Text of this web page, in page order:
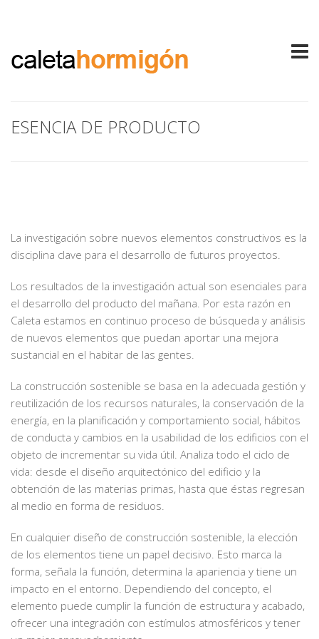
ESENCIA DE PRODUCTO
La investigación sobre nuevos elementos constructivos es la
disciplina clave para el desarrollo de futuros proyectos.
Los resultados de la investigación actual son esenciales para
el desarrollo del producto del mañana. Por esta razón en
Caleta estamos en continuo proceso de búsqueda y análisis
de nuevos elementos que puedan aportar una mejora
sustancial en el habitar de las gentes.
La construcción sostenible se basa en la adecuada gestión y
reutilización de los recursos naturales, la conservación de la
energía, en la planificación y comportamiento social, hábitos
de conducta y cambios en la usabilidad de los edificios con el
objeto de incrementar su vida útil. Analiza todo el ciclo de
vida: desde el diseño arquitectónico del edificio y la
obtención de las materias primas, hasta que éstas regresan
al medio en forma de residuos.
En cualquier diseño de construcción sostenible, la elección
de los elementos tiene un papel decisivo. Esto marca la
forma, señala la función, determina la apariencia y tiene un
impacto en el entorno. Dependiendo del concepto, el
elemento puede cumplir la función de estructura y acabado,
ofrecer una integración con estímulos atmosféricos y tener